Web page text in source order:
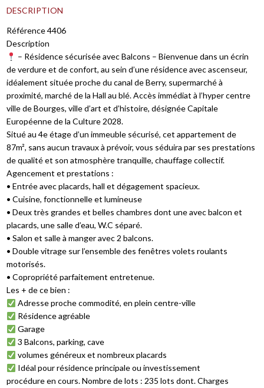
DESCRIPTION
Référence 4406
Description
– Résidence sécurisée avec Balcons – Bienvenue dans un écrin
de verdure et de confort, au sein d’une résidence avec ascenseur,
idéalement située proche du canal de Berry, supermarché à
proximité, marché de la Hall au blé. Accès immédiat à l’hyper centre
ville de Bourges, ville d’art et d’histoire, désignée Capitale
Européenne de la Culture 2028.
Situé au 4e étage d’un immeuble sécurisé, cet appartement de
87m², sans aucun travaux à prévoir, vous séduira par ses prestations
de qualité et son atmosphère tranquille, chauffage collectif.
Agencement et prestations :
• Entrée avec placards, hall et dégagement spacieux.
• Cuisine, fonctionnelle et lumineuse
• Deux très grandes et belles chambres dont une avec balcon et
placards, une salle d’eau, W.C séparé.
• Salon et salle à manger avec 2 balcons.
• Double vitrage sur l’ensemble des fenêtres volets roulants
motorisés.
• Copropriété parfaitement entretenue.
Les + de ce bien :
Adresse proche commodité, en plein centre-ville
Résidence agréable
Garage
3 Balcons, parking, cave
volumes généreux et nombreux placards
Idéal pour résidence principale ou investissement
procédure en cours. Nombre de lots : 235 lots dont. Charges